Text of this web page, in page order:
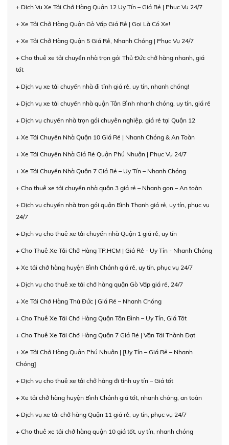
+ Dịch Vụ Xe Tải Chở Hàng Quận 12 Uy Tín – Giá Rẻ | Phục Vụ 24/7
+ Xe Tải Chở Hàng Quận Gò Vấp Giá Rẻ | Gọi Là Có Xe!
+ Xe Tải Chở Hàng Quận 5 Giá Rẻ, Nhanh Chóng | Phục Vụ 24/7
+ Cho thuê xe tải chuyển nhà trọn gói Thủ Đức chở hàng nhanh, giá
tốt
+ Dịch vụ xe tải chuyển nhà đi tỉnh giá rẻ, uy tín, nhanh chóng!
+ Dịch vụ xe tải chuyển nhà quận Tân Bình nhanh chóng, uy tín, giá rẻ
+ Dịch vụ chuyển nhà trọn gói chuyên nghiệp, giá rẻ tại Quận 12
+ Xe Tải Chuyển Nhà Quận 10 Giá Rẻ | Nhanh Chóng & An Toàn
+ Xe Tải Chuyển Nhà Giá Rẻ Quận Phú Nhuận | Phục Vụ 24/7
+ Xe Tải Chuyển Nhà Quận 7 Giá Rẻ – Uy Tín – Nhanh Chóng
+ Cho thuê xe tải chuyển nhà quận 3 giá rẻ – Nhanh gọn – An toàn
+ Dịch vụ chuyển nhà trọn gói quận Bình Thạnh giá rẻ, uy tín, phục vụ
24/7
+ Dịch vụ cho thuê xe tải chuyển nhà Quận 1 giá rẻ, uy tín
+ Cho Thuê Xe Tải Chở Hàng TP.HCM | Giá Rẻ - Uy Tín - Nhanh Chóng
+ Xe tải chở hàng huyện Bình Chánh giá rẻ, uy tín, phục vụ 24/7
+ Dịch vụ cho thuê xe tải chở hàng quận Gò Vấp giá rẻ, 24/7
+ Xe Tải Chở Hàng Thủ Đức | Giá Rẻ – Nhanh Chóng
+ Cho Thuê Xe Tải Chở Hàng Quận Tân Bình – Uy Tín, Giá Tốt
+ Cho Thuê Xe Tải Chở Hàng Quận 7 Giá Rẻ | Vận Tải Thành Đạt
+ Xe Tải Chở Hàng Quận Phú Nhuận | [Uy Tín – Giá Rẻ – Nhanh
Chóng]
+ Dịch vụ cho thuê xe tải chở hàng đi tỉnh uy tín – Giá tốt
+ Xe tải chở hàng huyện Bình Chánh giá tốt, nhanh chóng, an toàn
+ Dịch vụ xe tải chở hàng Quận 11 giá rẻ, uy tín, phục vụ 24/7
+ Cho thuê xe tải chở hàng quận 10 giá tốt, uy tín, nhanh chóng